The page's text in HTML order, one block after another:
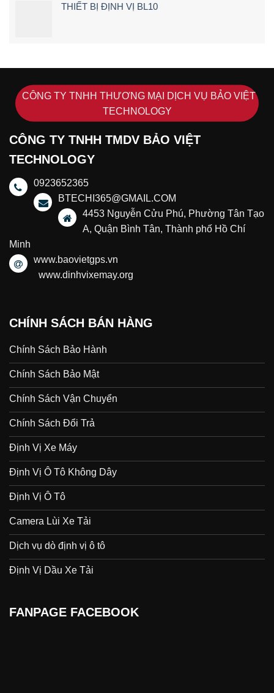
THIẾT BỊ ĐỊNH VỊ BL10
CÔNG TY TNHH THƯƠNG MẠI DỊCH VỤ BẢO VIỆT
TECHNOLOGY
CÔNG TY TNHH TMDV BẢO VIỆT
TECHNOLOGY
0923652365
BTECHI365@GMAIL.COM
4453 Nguyễn Cửu Phú, Phường Tân Tạo
A, Quận Bình Tân, Thành phố Hồ Chí
Minh
www.baovietgps.vn
www.dinhvixemay.org
CHÍNH SÁCH BÁN HÀNG
Chính Sách Bảo Hành
Chính Sách Bảo Mật
Chính Sách Vận Chuyển
Chính Sách Đổi Trả
Định Vị Xe Máy
Định Vị Ô Tô Không Dây
Định Vị Ô Tô
Camera Lùi Xe Tải
Dịch vụ dò định vị ô tô
Định Vị Dầu Xe Tải
FANPAGE FACEBOOK